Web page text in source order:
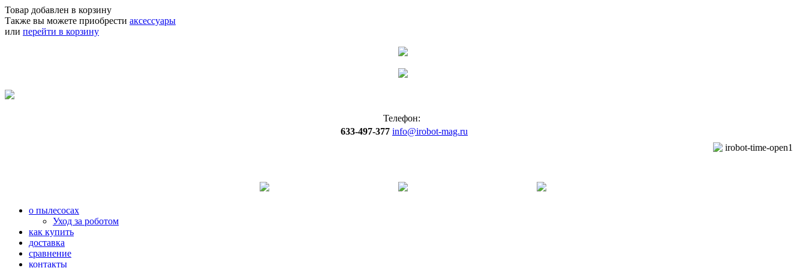
Товар добавлен в корзину
Также вы можете приобрести аксессуары
или перейти в корзину
Телефон:
633-497-377 info@irobot-mag.ru
о пылесосах
Уход за роботом
как купить
доставка
сравнение
контакты